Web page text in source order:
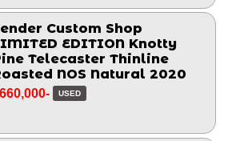
Custom Shop
EDITION Knotty
Telecaster Thinline
NOS Natural 2020
USED